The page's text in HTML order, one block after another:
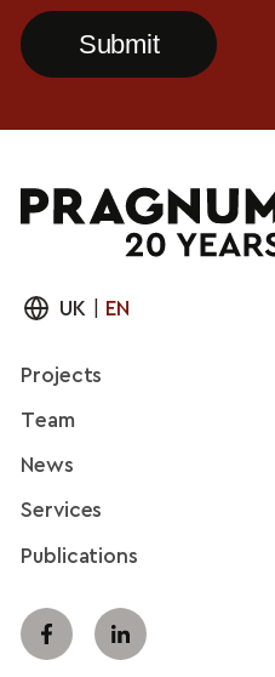
UK EN
Projects
Team
News
Services
Publications